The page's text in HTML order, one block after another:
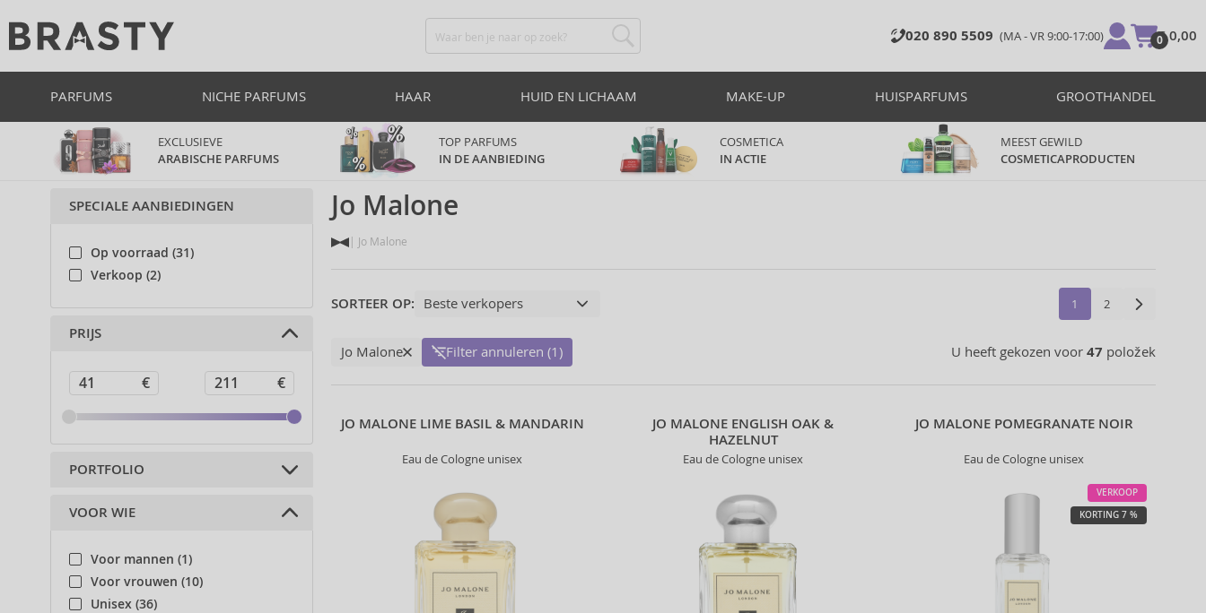
020 890 5509 (MA - VR 9:00-17:00) 0
€ 0,00
PARFUMS NICHE PARFUMS HAAR HUID EN LICHAAM MAKE-UP HUISPARFUMS GROOTHANDEL
EXCLUSIEVE
ARABISCHE PARFUMS
TOP PARFUMS
IN DE AANBIEDING
COSMETICA
IN ACTIE
MEEST GEWILD
COSMETICAPRODUCTEN
Jo Malone
Jo Malone
1 2
SORTEER OP:
U heeft gekozen voor 47 položek
Jo Malone Filter annuleren (1)
JO MALONE LIME BASIL & MANDARIN
Eau de Cologne unisex
JO MALONE ENGLISH OAK &
HAZELNUT
Eau de Cologne unisex
JO MALONE POMEGRANATE NOIR
Eau de Cologne unisex
VERKOOP
KORTING 7 %
SPECIALE AANBIEDINGEN
Op voorraad (31)
Verkoop (2)
PRIJS
PORTFOLIO
Parfums (47)
VOOR WIE
Voor mannen (1)
Voor vrouwen (10)
Unisex (36)